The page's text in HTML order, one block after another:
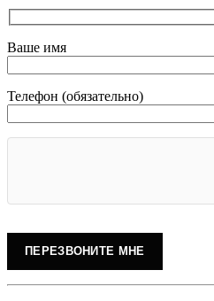
Ваше имя
Телефон (обязательно)